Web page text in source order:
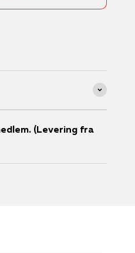
(Levering fra